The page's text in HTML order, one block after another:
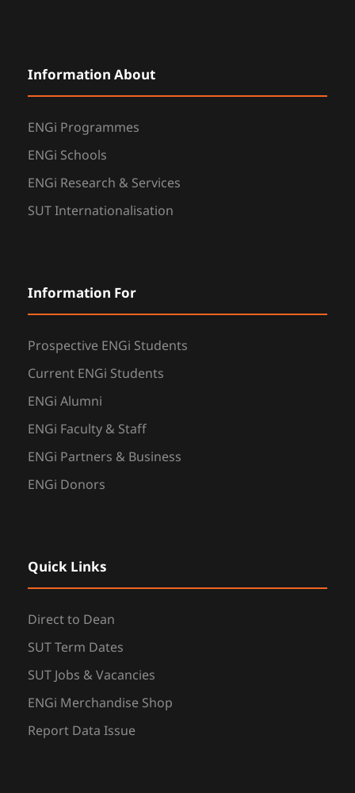
Information About
ENGi Programmes
ENGi Schools
ENGi Research & Services
SUT Internationalisation
Information For
Prospective ENGi Students
Current ENGi Students
ENGi Alumni
ENGi Faculty & Staff
ENGi Partners & Business
ENGi Donors
Quick Links
Direct to Dean
SUT Term Dates
SUT Jobs & Vacancies
ENGi Merchandise Shop
Report Data Issue